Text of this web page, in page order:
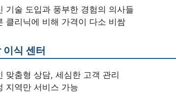
기술 도입과 풍부한 경험의 의사들
클리닉에 비해 가격이 다소 비쌈
이식 센터
맞춤형 상담, 세심한 고객 관리
지역만 서비스 가능